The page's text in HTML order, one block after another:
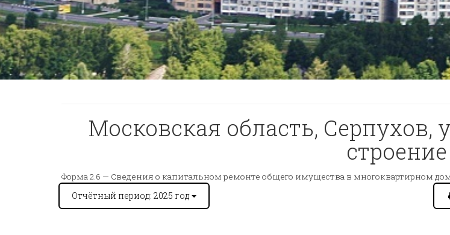
Московская область, Серпухов,
Форма 2.6 — Сведения о капитальном ремонте общего имущества в многоквартирном
Отчётный период: 2025 год